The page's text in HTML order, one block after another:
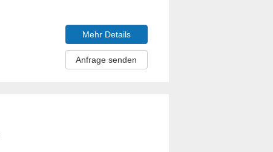
Mehr Details
Anfrage senden